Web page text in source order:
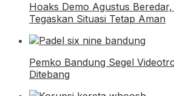
Hoaks Demo Agustus
Tegaskan Situasi Tetap Aman
Pemko Bandung Segel
Ditebang